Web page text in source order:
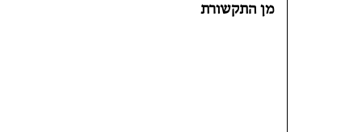
מן התקשורת